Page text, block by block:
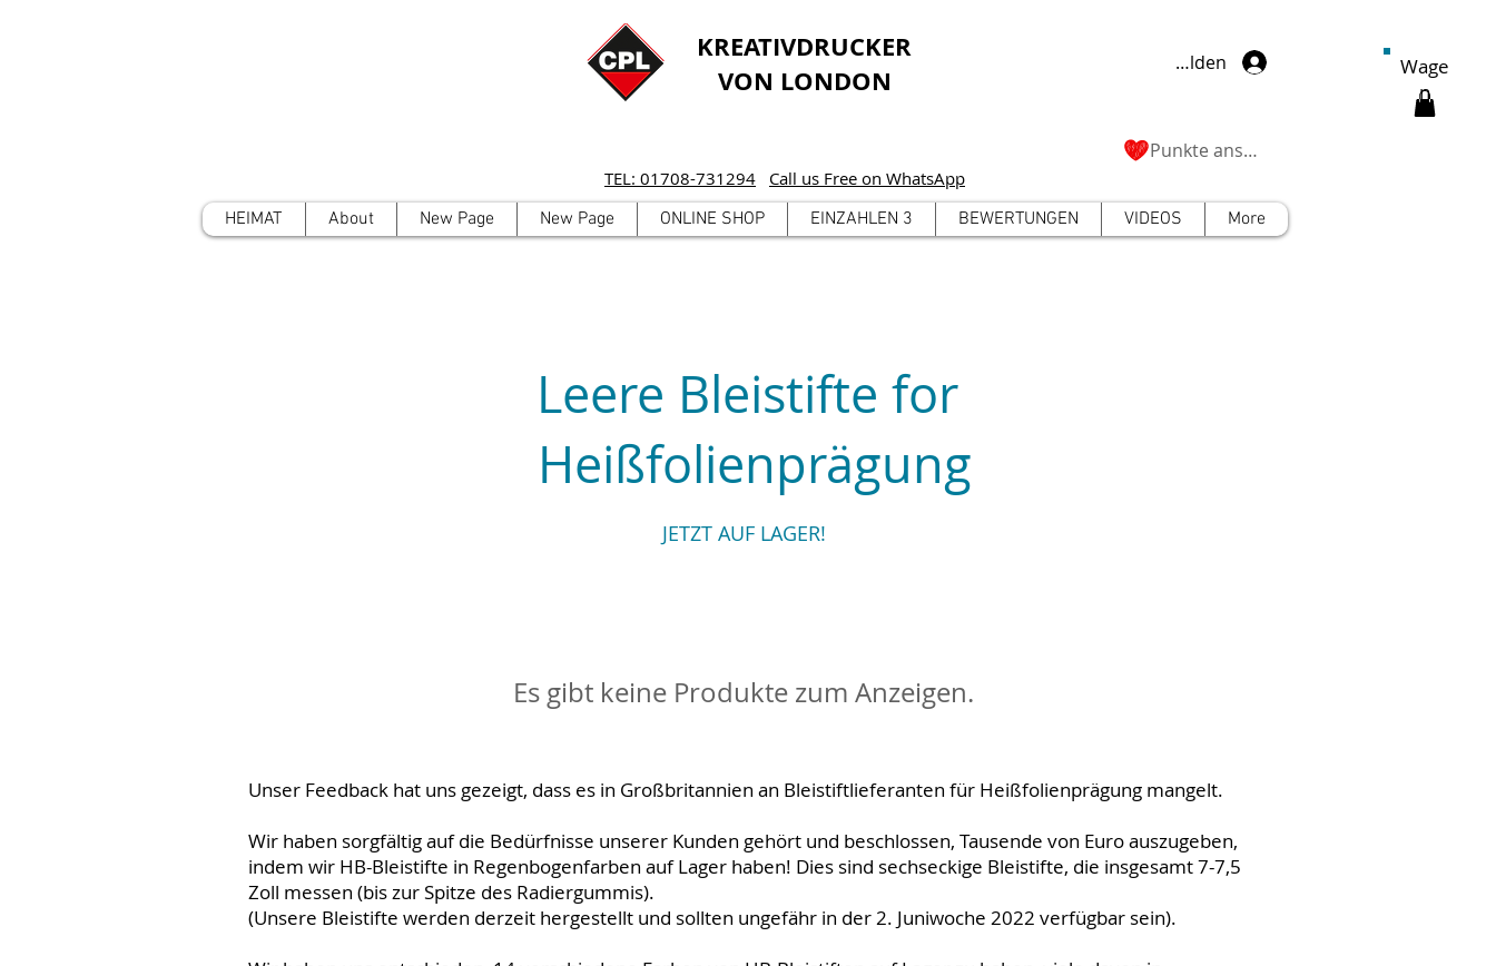
KREATIVDRUCKER
VON LONDON
TEL: 01708-731294 Call us Free on WhatsApp
Anmelden
Punkte ansehen
HEIMAT About New Page New Page ONLINE SHOP EINZAHLEN 3 BEWERTUNGEN VIDEOS More
Wage
n
Leere Bleistifte for
Heißfolienprägung
JETZT AUF LAGER!
Es gibt keine Produkte zum Anzeigen.
Unser Feedback hat uns gezeigt, dass es in Großbritannien an Bleistiftlieferanten für Heißfolienprägung mangelt.
Wir haben sorgfältig auf die Bedürfnisse unserer Kunden gehört und beschlossen, Tausende von Euro auszugeben,
indem wir HB-Bleistifte in Regenbogenfarben auf Lager haben! Dies sind sechseckige Bleistifte, die insgesamt 7-7,5
Zoll messen (bis zur Spitze des Radiergummis).
(Unsere Bleistifte werden derzeit hergestellt und sollten ungefähr in der 2. Juniwoche 2022 verfügbar sein).